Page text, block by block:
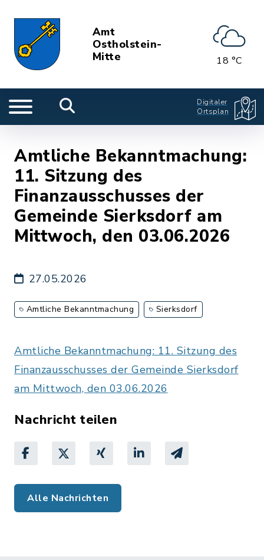
Amt
Ostholstein-
Mitte
18 °C
Digitaler
Ortsplan
Amtliche Bekanntmachung:
11. Sitzung des
Finanzausschusses der
Gemeinde Sierksdorf am
Mittwoch, den 03.06.2026
27.05.2026
Amtliche Bekanntmachung Sierksdorf
Amtliche Bekanntmachung: 11. Sitzung des
Finanzausschusses der Gemeinde Sierksdorf
am Mittwoch, den 03.06.2026
Nachricht teilen
Alle Nachrichten